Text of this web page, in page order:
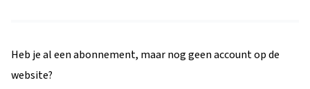
Heb je al een abonnement, maar nog geen account op de
website?